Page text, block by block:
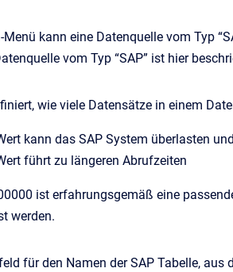
Menü kann eine Datenquelle vom Typ
vom Typ “SAP” ist hier
wie viele Datensätze in einem
kann das SAP System überlasten
führt zu längeren Abrufzeiten
ist erfahrungsgemäß eine
werden.
für den Namen der SAP Tabelle, aus